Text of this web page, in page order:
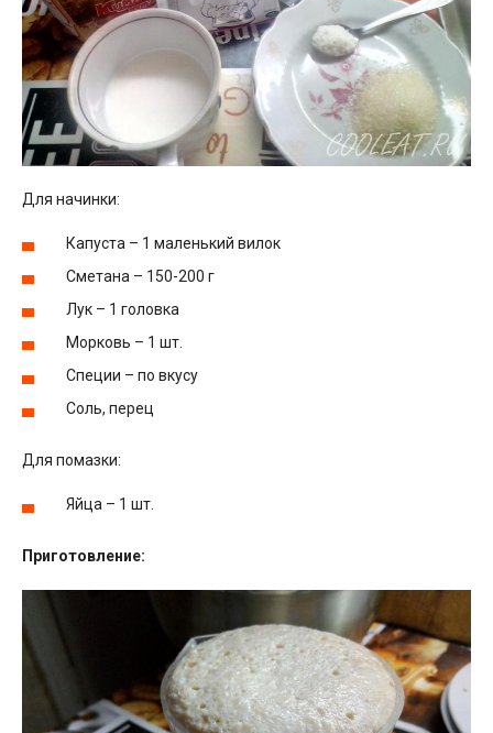
Для начинки:
Капуста – 1 маленький вилок
Сметана – 150-200 г
Лук – 1 головка
Морковь – 1 шт.
Специи – по вкусу
Соль, перец
Для помазки:
Яйца – 1 шт.
Приготовление: